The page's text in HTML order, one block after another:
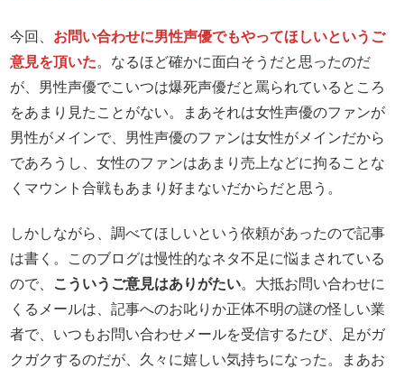
今回、 お問い合わせに男性声優でもやってほしいというご
意見を頂いた。なるほど確かに面白そうだと思ったのだ
が、男性声優でこいつは爆死声優だと罵られているところ
をあまり見たことがない。まあそれは女性声優のファンが
男性がメインで、男性声優のファンは女性がメインだから
であろうし、女性のファンはあまり売上などに拘ることな
くマウント合戦もあまり好まないだからだと思う。
しかしながら、調べてほしいという依頼があったので記事
は書く。このブログは慢性的なネタ不足に悩まされている
ので、
こういうご意見はありがたい。大抵お問い合わせに
くるメールは、記事へのお叱りか正体不明の謎の怪しい業
者で、いつもお問い合わせメールを受信するたび、足がガ
クガクするのだが、久々に嬉しい気持ちになった。まあお